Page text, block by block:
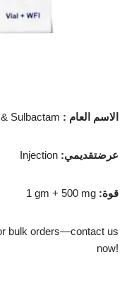
Sulbactam : الاسم العام
Injection :عرضتقديمي
1 gm + 500 mg :قوة
bulk orders—contact us
now!